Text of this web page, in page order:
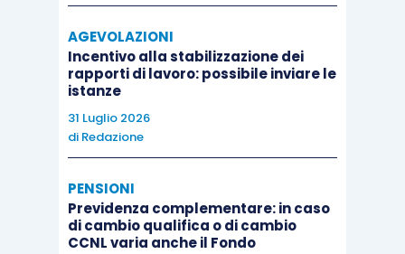
AGEVOLAZIONI
Incentivo alla stabilizzazione dei
rapporti di lavoro: possibile inviare le
istanze
31 Luglio 2026
di Redazione
PENSIONI
Previdenza complementare: in caso
di cambio qualifica o di cambio
CCNL varia anche il Fondo